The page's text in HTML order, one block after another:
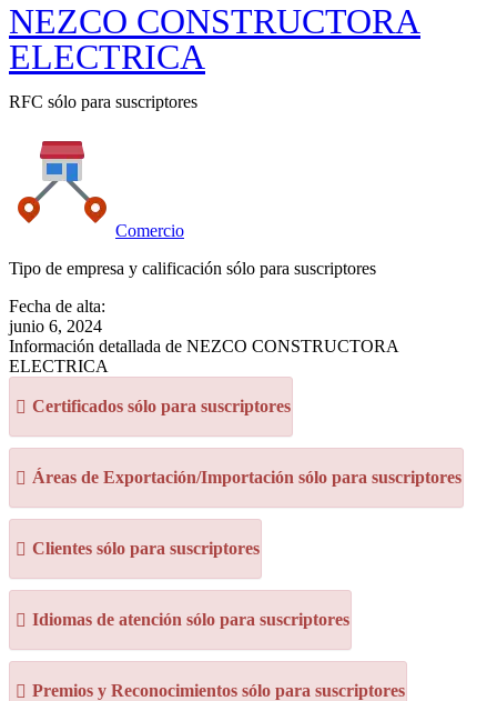
NEZCO CONSTRUCTORA
ELECTRICA
RFC sólo para suscriptores
Comercio
Tipo de empresa y calificación sólo para suscriptores
Fecha de alta:
junio 6, 2024
Información detallada de NEZCO CONSTRUCTORA
ELECTRICA
Certificados sólo para suscriptores
Áreas de Exportación/Importación sólo para suscriptores
Clientes sólo para suscriptores
Idiomas de atención sólo para suscriptores
Premios y Reconocimientos sólo para suscriptores